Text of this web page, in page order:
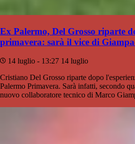
Ex Palermo, Del Grosso riparte
primavera: sarà il vice di
14 luglio - 13:27 14 luglio
Cristiano Del Grosso riparte dopo
Palermo Primavera. Sarà infatti, secondo
nuovo collaboratore tecnico di Marco